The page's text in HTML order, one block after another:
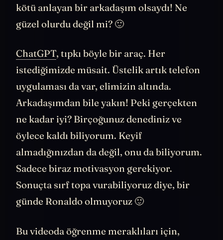
cevap verecek, üstelik her şeyden de iyi
kötü anlayan bir arkadaşım olsaydı! Ne
ChatGPT, tıpkı böyle bir araç. Her
istediğimizde müsait. Üstelik artık telefon
uygulaması da var, elimizin altında.
Arkadaşımdan bile yakın! Peki gerçekten
ne kadar iyi? Birçoğunuz denediniz ve
öylece kaldı biliyorum. Keyif
almadığınızdan da değil, onu da biliyorum.
Sadece biraz motivasyon gerekiyor.
Sonuçta sırf topa vurabiliyoruz diye, bir